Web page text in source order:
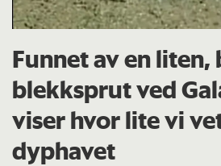
Funnet av en liten,
blekksprut ved
viser hvor lite vi
dyphavet